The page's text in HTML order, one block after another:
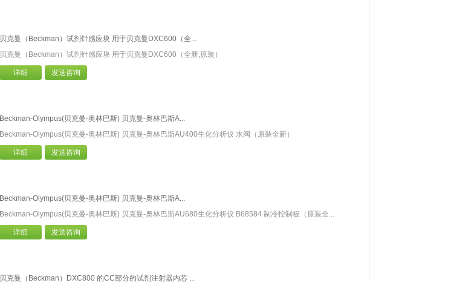
贝克曼（Beckman）试剂针感应块 用于贝克曼DXC600（全...
贝克曼（Beckman）试剂针感应块 用于贝克曼DXC600（全新,原装）
详细 发送咨询
Beckman-Olympus(贝克曼-奥林巴斯) 贝克曼-奥林巴斯A...
Beckman-Olympus(贝克曼-奥林巴斯) 贝克曼-奥林巴斯AU400生化分析仪 水阀（原装全新）
详细 发送咨询
Beckman-Olympus(贝克曼-奥林巴斯) 贝克曼-奥林巴斯A...
Beckman-Olympus(贝克曼-奥林巴斯) 贝克曼-奥林巴斯AU680生化分析仪 B68584 制冷控制板（原装全...
详细 发送咨询
贝克曼（Beckman）DXC800 的CC部分的试剂注射器内芯 ...